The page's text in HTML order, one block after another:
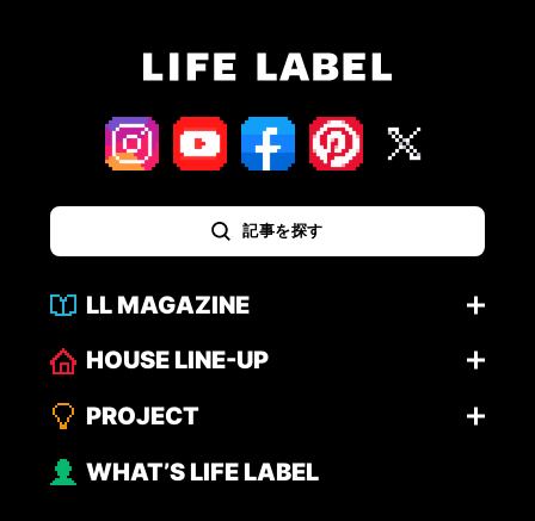
記事を探す
LL MAGAZINE
HOUSE LINE-UP
PROJECT
WHAT’S LIFE LABEL